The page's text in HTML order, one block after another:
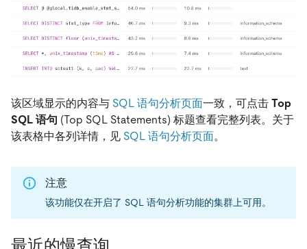
该区域显示的内容与 SQL 语句分析页面一致，可点击 Top
SQL 语句 (Top SQL Statements) 标题查看完整列表。关于
该表格中各列详情，见 SQL 语句分析页面。
注意
该功能仅在开启了 SQL 语句分析功能的集群上可用。
最近的慢查询